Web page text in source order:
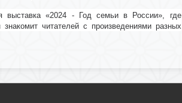
выставка «2024 - Год семьи в России», где
читателей с произведениями разных